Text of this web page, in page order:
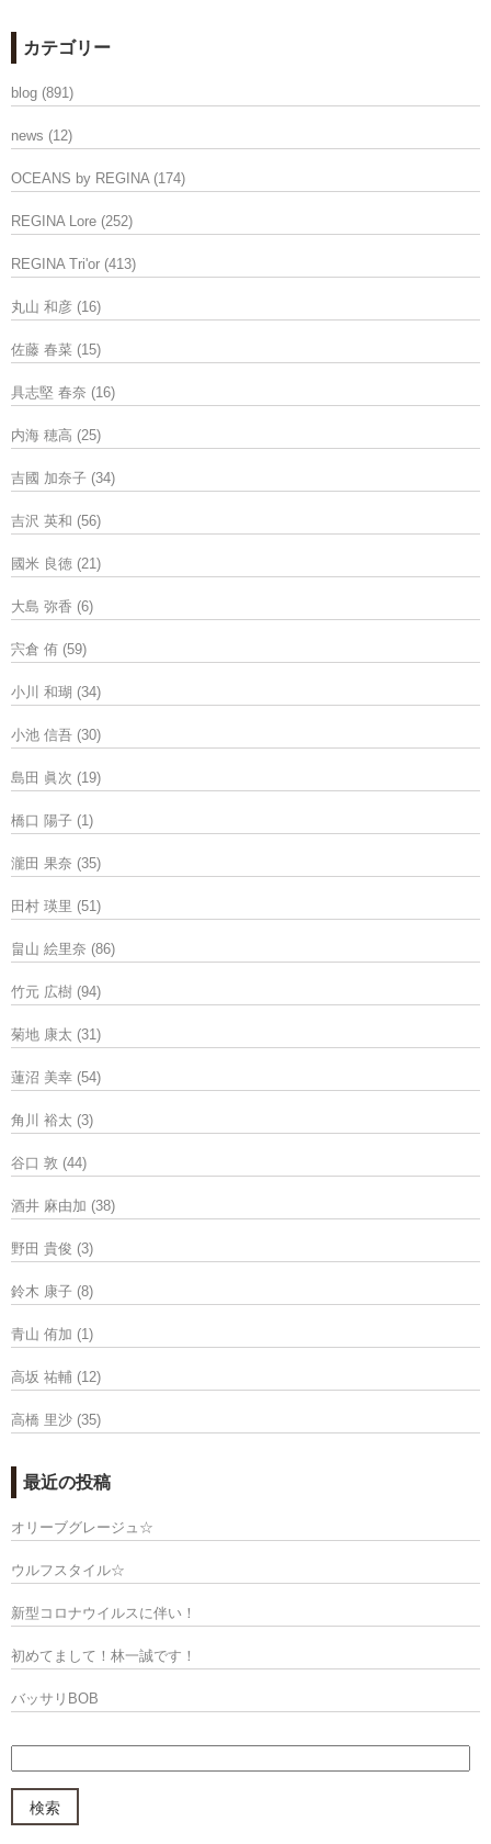
カテゴリー
blog (891)
news (12)
OCEANS by REGINA(174)
REGINA Lore (252)
REGINA Tri'or (413)
丸山 和彦 (16)
佐藤 春菜 (15)
具志堅 春奈 (16)
内海 穂高 (25)
吉國 加奈子 (34)
吉沢 英和 (56)
國米 良徳 (21)
大島 弥香 (6)
宍倉 侑 (59)
小川 和瑚 (34)
小池 信吾 (30)
島田 眞次 (19)
橋口 陽子 (1)
瀧田 果奈 (35)
田村 瑛里 (51)
畠山 絵里奈 (86)
竹元 広樹 (94)
菊地 康太 (31)
蓮沼 美幸 (54)
角川 裕太 (3)
谷口 敦 (44)
酒井 麻由加 (38)
野田 貴俊 (3)
鈴木 康子 (8)
青山 侑加 (1)
高坂 祐輔 (12)
高橋 里沙 (35)
最近の投稿
オリーブグレージュ☆
ウルフスタイル☆
新型コロナウイルスに伴い！
初めてまして！林一誠です！
バッサリBOB